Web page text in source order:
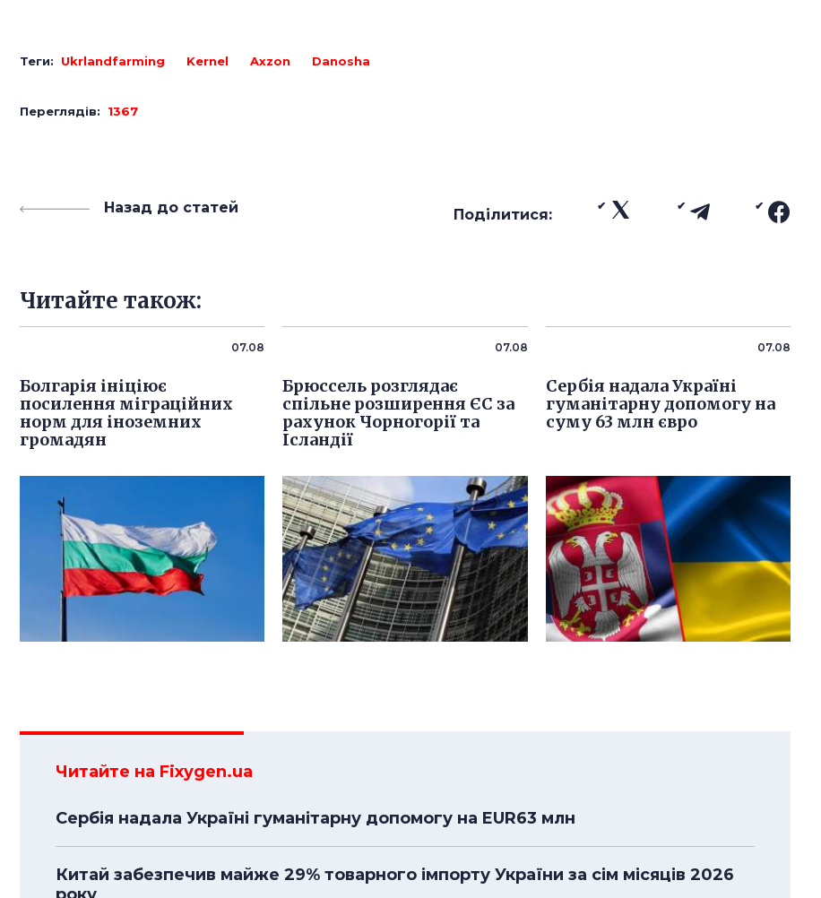
Теги: Ukrlandfarming Kernel Axzon Danosha
Переглядів: 1367
Назад до статей Поділитися:
Читайте також:
07.08
Болгарія ініціює
посилення міграційних
норм для іноземних
громадян
07.08
Брюссель розглядає
спільне розширення ЄС за
рахунок Чорногорії та
Ісландії
07.08
Сербія надала Україні
гуманітарну допомогу на
суму 63 млн євро
Читайте на Fixygen.ua
Сербія надала Україні гуманітарну допомогу на EUR63 млн
Китай забезпечив майже 29% товарного імпорту України за сім місяців 2026